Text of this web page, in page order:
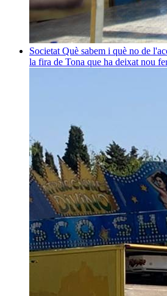
Societat Què sabem i què no de
la fira de Tona que ha deixat nou